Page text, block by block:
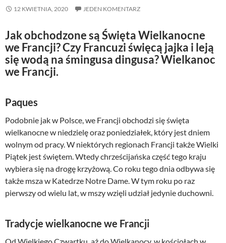
12 KWIETNIA, 2020 JEDEN KOMENTARZ
Jak obchodzone są Święta Wielkanocne
we Francji? Czy Francuzi święcą jajka i leją
się wodą na śmingusa dingusa? Wielkanoc
we Francji.
Paques
Podobnie jak w Polsce, we Francji obchodzi się święta
wielkanocne w niedzielę oraz poniedziałek, który jest dniem
wolnym od pracy. W niektórych regionach Francji także Wielki
Piątek jest świętem. Wtedy chrześcijańska część tego kraju
wybiera się na drogę krzyżową. Co roku tego dnia odbywa się
także msza w Katedrze Notre Dame. W tym roku po raz
pierwszy od wielu lat, w mszy wzięli udział jedynie duchowni.
Tradycje wielkanocne we Francji